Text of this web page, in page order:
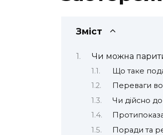
Зміст
Чи можна
Що таке
Переваги
Чи дійсно
Поради та